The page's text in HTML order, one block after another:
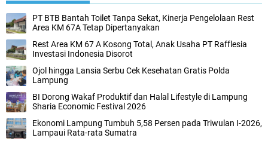
PT BTB Bantah Toilet Tanpa Sekat, Kinerja Pengelolaan Rest
Area KM 67A Tetap Dipertanyakan
Rest Area KM 67 A Kosong Total, Anak Usaha PT Rafflesia
Investasi Indonesia Disorot
Ojol hingga Lansia Serbu Cek Kesehatan Gratis Polda
Lampung
BI Dorong Wakaf Produktif dan Halal Lifestyle di Lampung
Sharia Economic Festival 2026
Ekonomi Lampung Tumbuh 5,58 Persen pada Triwulan I-2026,
Lampaui Rata-rata Sumatra